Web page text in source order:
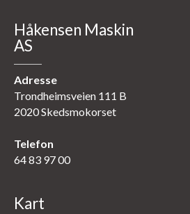
Håkensen Maskin
AS
Adresse
Trondheimsveien 111 B
2020 Skedsmokorset
Telefon
64 83 97 00
Kart